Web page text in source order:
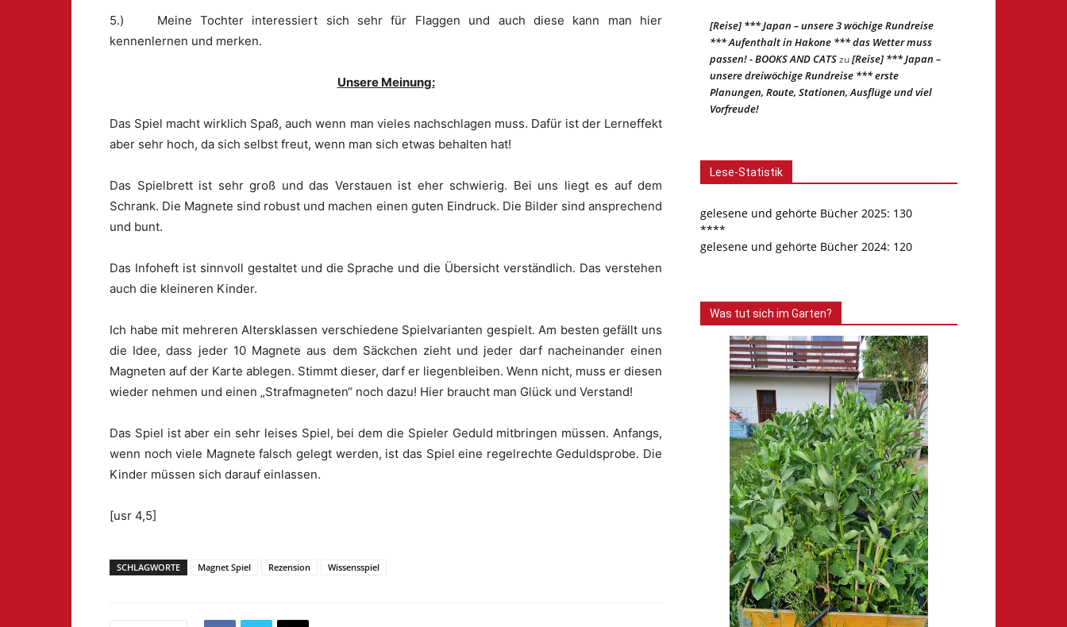
5.) Meine Tochter interessiert sich sehr für Flaggen und auch diese kann man hier
kennenlernen und merken.
Unsere Meinung:
Das Spiel macht wirklich Spaß, auch wenn man vieles nachschlagen muss. Dafür ist der Lerneffekt
aber sehr hoch, da sich selbst freut, wenn man sich etwas behalten hat!
Das Spielbrett ist sehr groß und das Verstauen ist eher schwierig. Bei uns liegt es auf dem
Schrank. Die Magnete sind robust und machen einen guten Eindruck. Die Bilder sind ansprechend
und bunt.
Das Infoheft ist sinnvoll gestaltet und die Sprache und die Übersicht verständlich. Das verstehen
auch die kleineren Kinder.
Ich habe mit mehreren Altersklassen verschiedene Spielvarianten gespielt. Am besten gefällt uns
die Idee, dass jeder 10 Magnete aus dem Säckchen zieht und jeder darf nacheinander einen
Magneten auf der Karte ablegen. Stimmt dieser, darf er liegenbleiben. Wenn nicht, muss er diesen
wieder nehmen und einen „Strafmagneten“ noch dazu! Hier braucht man Glück und Verstand!
Das Spiel ist aber ein sehr leises Spiel, bei dem die Spieler Geduld mitbringen müssen. Anfangs,
wenn noch viele Magnete falsch gelegt werden, ist das Spiel eine regelrechte Geduldsprobe. Die
Kinder müssen sich darauf einlassen.
[usr 4,5]
SCHLAGWORTE Magnet Spiel Rezension Wissensspiel
[Reise] *** Japan – unsere 3 wöchige Rundreise
*** Aufenthalt in Hakone *** das Wetter muss
passen! - BOOKS AND CATSzu[Reise] *** Japan –
unsere dreiwöchige Rundreise *** erste
Planungen, Route, Stationen, Ausflüge und viel
Vorfreude!
Lese-Statistik
gelesene und gehörte Bücher 2025: 130
****
gelesene und gehörte Bücher 2024: 120
Was tut sich im Garten?